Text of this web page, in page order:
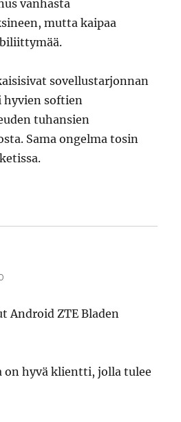
vanhasta
mutta kaipaa
sovellustarjonnan
hyvien softien
tuhansien
Sama ongelma tosin
Android ZTE Bladen
on hyvä klientti, jolla tulee